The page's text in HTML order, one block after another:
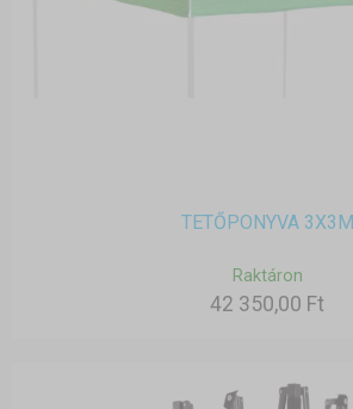
TETŐPONYVA 3X3M
Raktáron
42 350,00 Ft